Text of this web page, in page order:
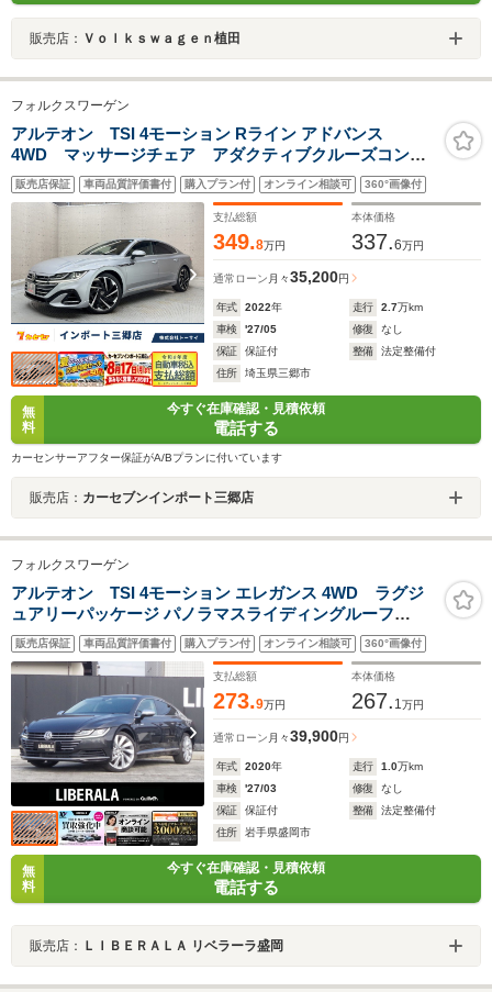
販売店： Ｖｏｌｋｓｗａｇｅｎ植田
フォルクスワーゲン
アルテオン TSI 4モーション Rライン アドバンス
4WD マッサージチェア アダクティブクルーズコント
ロール ブラインドスポットモニター レーンキープ
アシスト 衝突軽減ブレーキ 4席ヒーター 20インチ
ホイール 電動テールゲート ヘッドアップディスプレ
イ
販売店保証 車両品質評価書付 購入プラン付 オンライン相談可 360°画像付
支払総額
349.8万円
本体価格
337.6万円
通常ローン 月々35,200円
年式 2022年 走行 2.7万km
車検
'27/05 修復
なし
保証
保証付 整備
法定整備付
住所
埼玉県三郷市
無
料
今すぐ在庫確認・見積依頼
電話する
カーセンサーアフター保証がA/Bプランに付いています
販売店： カーセブンインポート三郷店
フォルクスワーゲン
アルテオン TSI 4モーション エレガンス 4WD ラグジ
ュアリーパッケージ パノラマスライディングルーフ
DYNAUDIOサウンド オールインセーフティ 黒ナッパレ
ザーシート 全席シートヒーター ヘッドアップディスプレ
イ 純正ナビフルセグTV 360度カメラ20インチAW
販売店保証 車両品質評価書付 購入プラン付 オンライン相談可 360°画像付
支払総額
273.9万円
本体価格
267. 1万円
通常ローン 月々39,900円
年式 2020年 走行 1.0万km
車検
'27/03 修復
なし
保証
保証付 整備
法定整備付
住所
岩手県盛岡市
無
料
今すぐ在庫確認・見積依頼
電話する
販売店： ＬＩＢＥＲＡＬＡ リベラーラ盛岡